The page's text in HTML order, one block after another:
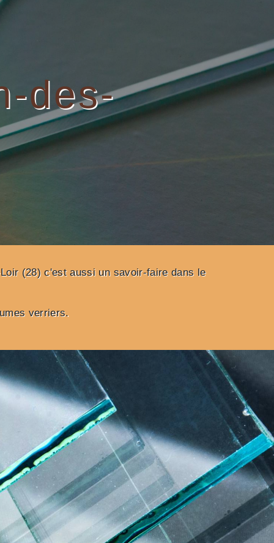
des-
(28) c'est aussi un savoir-faire dans le
verriers.